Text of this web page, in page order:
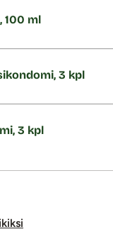
100 ml
3 kpl
3 kpl